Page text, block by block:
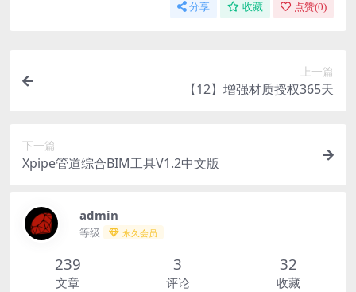
分享 收藏 点赞(0)
上一篇
【12】增强材质授权365天
下一篇
Xpipe管道综合BIM工具V1.2中文版
admin
等级 永久会员
239
文章
3
评论
32
收藏